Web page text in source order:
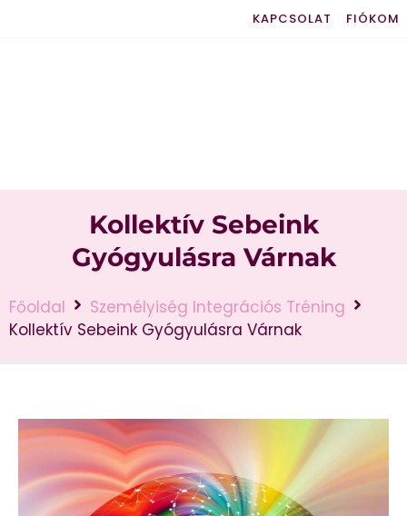
KAPCSOLAT FIÓKOM
Kollektív Sebeink
Gyógyulásra Várnak
Főoldal
Személyiség Integrációs Tréning
Kollektív Sebeink Gyógyulásra Várnak